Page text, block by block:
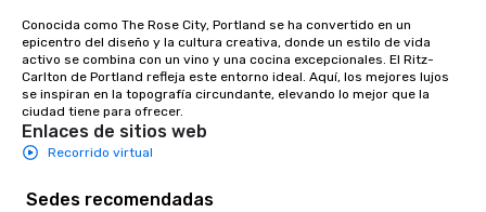
Conocida como The Rose City, Portland se ha convertido en un
epicentro del diseño y la cultura creativa, donde un estilo de vida
activo se combina con un vino y una cocina excepcionales. El Ritz-
Carlton de Portland refleja este entorno ideal. Aquí, los mejores lujos
se inspiran en la topografía circundante, elevando lo mejor que la
ciudad tiene para ofrecer.
Enlaces de sitios web
Recorrido virtual
Sedes recomendadas